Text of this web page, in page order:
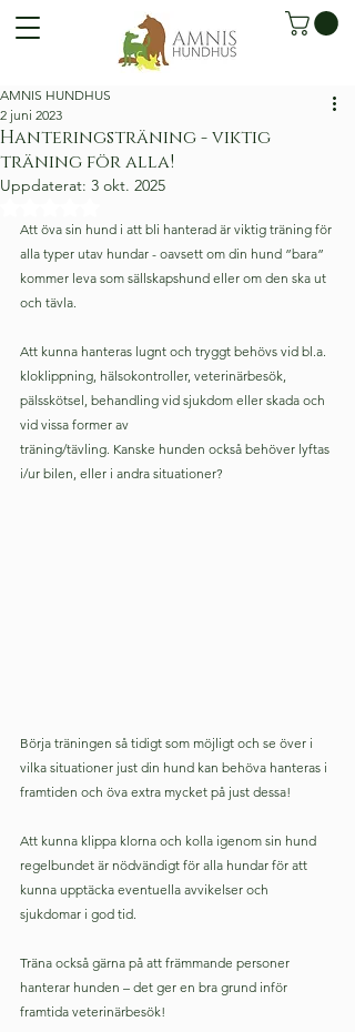
Hanteringsträning - viktig
träning för alla!
AMNIS HUNDHUS
2 juni 2023
Uppdaterat: 3 okt. 2025
Att öva sin hund i att bli hanterad är viktig träning för
alla typer utav hundar - oavsett om din hund ”bara”
kommer leva som sällskapshund eller om den ska ut
och tävla.
Att kunna hanteras lugnt och tryggt behövs vid bl.a.
kloklippning, hälsokontroller, veterinärbesök,
pälsskötsel, behandling vid sjukdom eller skada och
vid vissa former av
träning/tävling. Kanske hunden också behöver lyftas
i/ur bilen, eller i andra situationer?
Börja träningen så tidigt som möjligt och se över i
vilka situationer just din hund kan behöva hanteras i
framtiden och öva extra mycket på just dessa!
Att kunna klippa klorna och kolla igenom sin hund
regelbundet är nödvändigt för alla hundar för att
kunna upptäcka eventuella avvikelser och
sjukdomar i god tid.
Träna också gärna på att främmande personer
hanterar hunden – det ger en bra grund inför
framtida veterinärbesök!